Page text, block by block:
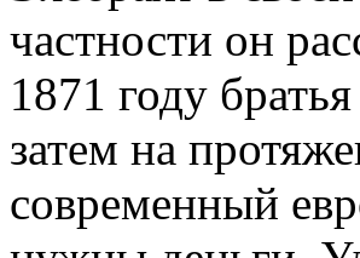
частности он
1871 году
затем на
современный